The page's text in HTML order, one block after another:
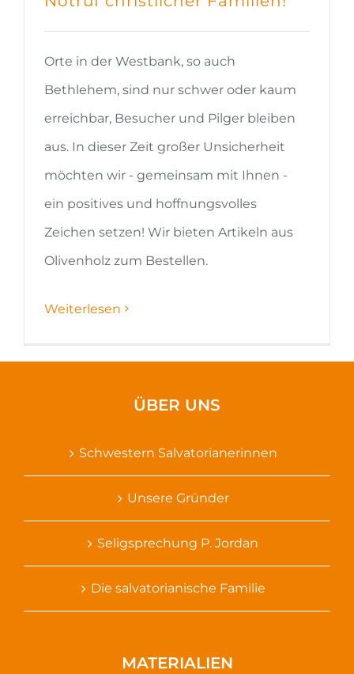
Orte in der Westbank, so auch
Bethlehem, sind nur schwer oder kaum
erreichbar, Besucher und Pilger bleiben
aus. In dieser Zeit großer Unsicherheit
möchten wir - gemeinsam mit Ihnen -
ein positives und hoffnungsvolles
Zeichen setzen! Wir bieten Artikeln aus
Olivenholz zum Bestellen.
Weiterlesen
ÜBER UNS
Schwestern Salvatorianerinnen
Unsere Gründer
Seligsprechung P. Jordan
Die salvatorianische Familie
MATERIALIEN